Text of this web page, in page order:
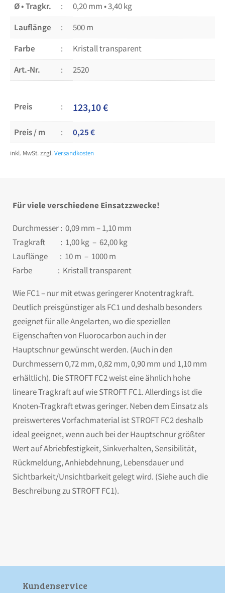
Ø • Tragkr.
0,20 mm • 3,40 kg
Lauflänge
500 m
Farbe
Kristall transparent
Art.-Nr.
2520
Preis 123,10€
Preis / m 0,25€
inkl. MwSt. zzgl. Versandkosten
Für viele verschiedene Einsatzzwecke!
Durchmesser : 0,09 mm – 1,10 mm
Tragkraft : 1,00 kg – 62,00 kg
Lauflänge : 10 m – 1000 m
Farbe : Kristall transparent
Wie FC1 – nur mit etwas geringerer Knotentragkraft.
Deutlich preisgünstiger als FC1 und deshalb besonders
geeignet für alle Angelarten, wo die speziellen
Eigenschaften von Fluorocarbon auch in der
Hauptschnur gewünscht werden. (Auch in den
Durchmessern 0,72 mm, 0,82 mm, 0,90 mm und 1,10 mm
erhältlich). Die STROFT FC2 weist eine ähnlich hohe
lineare Tragkraft auf wie STROFT FC1. Allerdings ist die
Knoten-Tragkraft etwas geringer. Neben dem Einsatz als
preiswerteres Vorfachmaterial ist STROFT FC2 deshalb
ideal geeignet, wenn auch bei der Hauptschnur größter
Wert auf Abriebfestigkeit, Sinkverhalten, Sensibilität,
Rückmeldung, Anhiebdehnung, Lebensdauer und
Sichtbarkeit/Unsichtbarkeit gelegt wird. (Siehe auch die
Beschreibung zu STROFT FC1).
Kunden­service